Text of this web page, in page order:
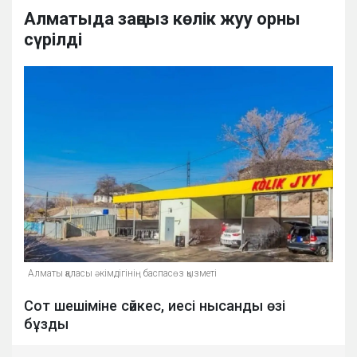
Алматыда заңсыз көлік жуу орны
сүрілді
Алматы қаласы әкімдігінің баспасөз қызметі
Сот шешіміне сәйкес, иесі нысанды өзі
бұзды